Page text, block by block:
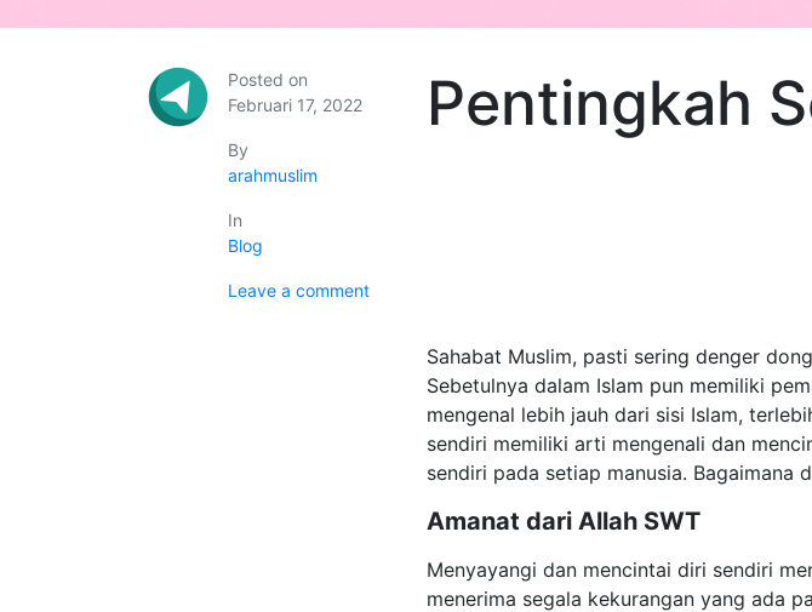
Posted on
Februari 17, 2022
By
arahmuslim
In
Blog
Leave a comment
Pentingkah
Sahabat Muslim, pasti sering denger
Sebetulnya dalam Islam pun memiliki
mengenal lebih jauh dari sisi Islam,
sendiri memiliki arti mengenali dan
sendiri pada setiap manusia. Bagaimana
Amanat dari Allah SWT
Menyayangi dan mencintai diri sendiri
menerima segala kekurangan yang ada